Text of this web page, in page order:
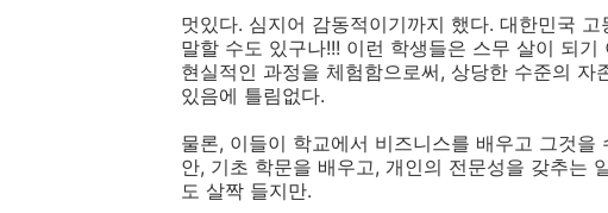
멋있다. 심지어 감동적이기까지 했다. 대한민국
말할 수도 있구나!!! 이런 학생들은 스무 살이 되
현실적인 과정을 체험함으로써, 상당한 수준의
있음에 틀림없다.
물론, 이들이 학교에서 비즈니스를 배우고 그것
안, 기초 학문을 배우고, 개인의 전문성을 갖추는
도 살짝 들지만.